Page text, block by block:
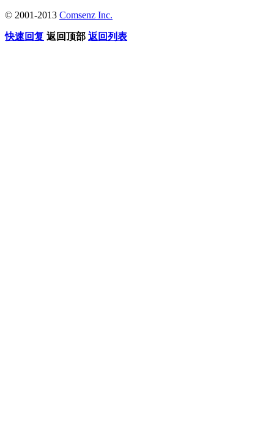
© 2001-2013 Comsenz Inc.
快速回复 返回顶部 返回列表